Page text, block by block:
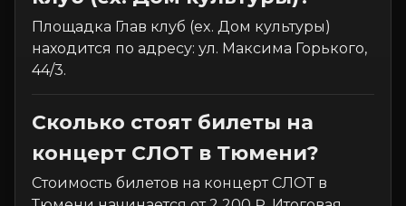
Площадка Глав клуб (ex. Дом культуры)
находится по адресу: ул. Максима Горького,
44/3.
Сколько стоят билеты на
концерт СЛОТ в Тюмени?
Стоимость билетов на концерт СЛОТ в